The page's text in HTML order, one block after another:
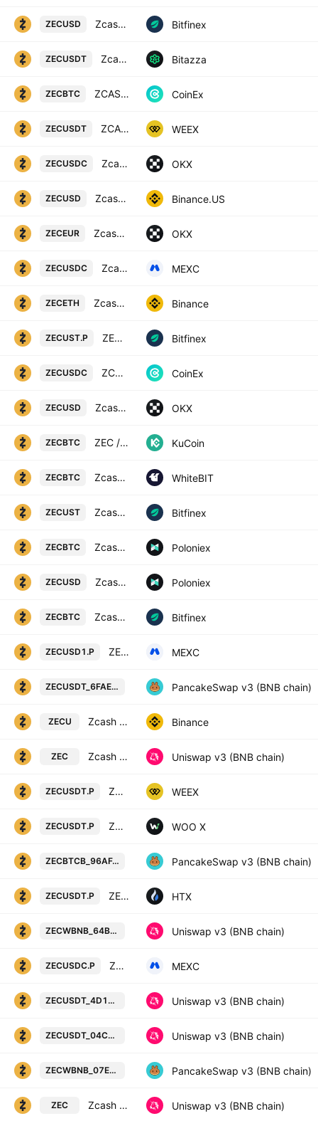
ZECUSD Zcash / Dollar Bitfinex
ZECUSDT Zcash / USD Tether Bitazza
ZECBTC ZCASH / BITCOIN CoinEx
ZECUSDT ZCASH/TETHERUS WEEX
ZECUSDC Zcash/USDC OKX
ZECUSD Zcash / USD Binance.US
ZECEUR Zcash/EUR OKX
ZECUSDC Zcash / USDC MEXC
ZECETH Zcash / Ethereum Binance
ZECUST.P ZECF0 / USTF0 Bitfinex
ZECUSDC ZCASH / USD COIN CoinEx
ZECUSD Zcash/USD OKX
ZECBTC ZEC / Bitcoin KuCoin
ZECBTC Zcash / Bitcoin WhiteBIT
ZECUST Zcash / UST Bitfinex
ZECBTC Zcash / Bitcoin Poloniex
ZECUSD Zcash / US Dollar Poloniex
ZECBTC Zcash / Bitcoin Bitfinex
ZECUSD1.P ZEC / Tether PERPETUAL FUTURES MEXC
ZECUSDT_6FAE73 Zcash Token / Tether USD on BSC
PancakeSwap v3 (BNB chain)
ZECU Zcash / U Binance
ZEC Zcash Token / USDT Uniswap v3 (BNB chain)
ZECUSDT.P ZCASH/TETHERUS PERPETUAL CONTRACT WEEX
ZECUSDT.P ZCASH / TETHER PERPETUAL FUTURES WOO X
ZECBTCB_96AFAF Zcash Token / BTCB Token on BSC
PancakeSwap v3 (BNB chain)
ZECUSDT.P ZEC Perpetual LinearSwap Contract HTX
ZECWBNB_64B0B5 Zcash Token / Wrapped BNB on
Uniswap v3 (BNB chain)
ZECUSDC.P ZEC / Tether PERPETUAL FUTURES MEXC
ZECUSDT_4D1B90 Zcash Token / Tether USD on BSC
Uniswap v3 (BNB chain)
ZECUSDT_04CC3D Zcash Token / Tether USD on BSC
Uniswap v3 (BNB chain)
ZECWBNB_07E179 Zcash Token / Wrapped BNB on
PancakeSwap v3 (BNB chain)
ZEC Zcash Token / BTCB Token Uniswap v3 (BNB chain)